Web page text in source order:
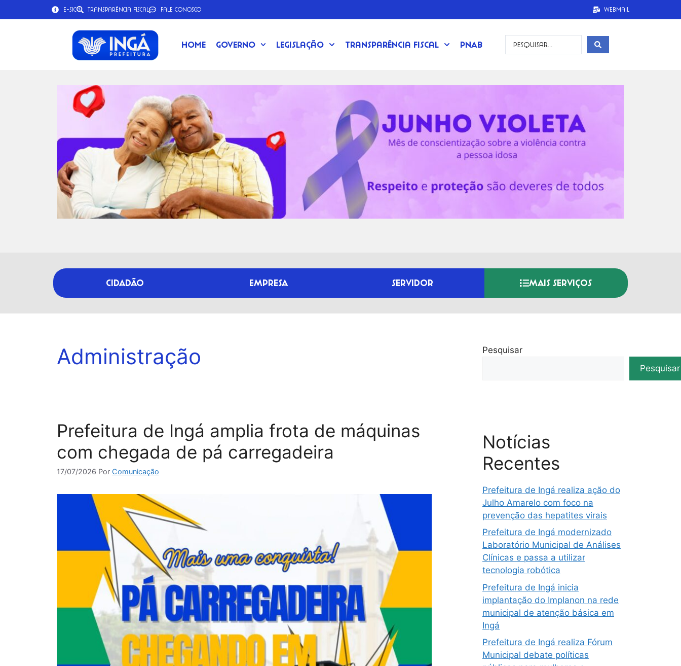
e-SIC Transparência Fiscal Fale Conosco Webmail
Home Governo Legislação Transparência Fiscal PNAB
CIDADÃO EMPRESA SERVIDOR MAIS SERVIÇOS
Administração
Prefeitura de Ingá amplia frota de máquinas
com chegada de pá carregadeira
17/07/2026 Por Comunicação
Pesquisar
Pesquisar
Notícias
Recentes
Prefeitura de Ingá realiza ação do
Julho Amarelo com foco na
prevenção das hepatites virais
Prefeitura de Ingá modernizado
Laboratório Municipal de Análises
Clínicas e passa a utilizar
tecnologia robótica
Prefeitura de Ingá inicia
implantação do Implanon na rede
municipal de atenção básica em
Ingá
Prefeitura de Ingá realiza Fórum
Municipal debate políticas